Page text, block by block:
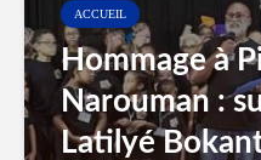
ACCUEIL
Hommage à
Narouman :
Latilyé